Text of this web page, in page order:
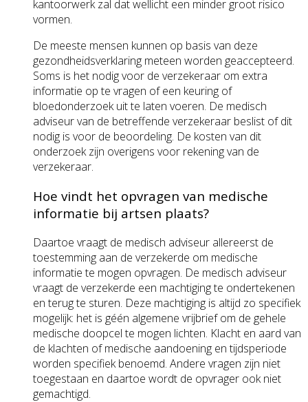
kantoorwerk zal dat wellicht een minder groot risico
vormen.
De meeste mensen kunnen op basis van deze
gezondheidsverklaring meteen worden geaccepteerd.
Soms is het nodig voor de verzekeraar om extra
informatie op te vragen of een keuring of
bloedonderzoek uit te laten voeren. De medisch
adviseur van de betreffende verzekeraar beslist of dit
nodig is voor de beoordeling. De kosten van dit
onderzoek zijn overigens voor rekening van de
verzekeraar.
Hoe vindt het opvragen van medische
informatie bij artsen plaats?
Daartoe vraagt de medisch adviseur allereerst de
toestemming aan de verzekerde om medische
informatie te mogen opvragen. De medisch adviseur
vraagt de verzekerde een machtiging te ondertekenen
en terug te sturen. Deze machtiging is altijd zo specifiek
mogelijk: het is géén algemene vrijbrief om de gehele
medische doopcel te mogen lichten. Klacht en aard van
de klachten of medische aandoening en tijdsperiode
worden specifiek benoemd. Andere vragen zijn niet
toegestaan en daartoe wordt de opvrager ook niet
gemachtigd.